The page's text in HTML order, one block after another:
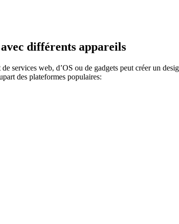
différents appareils
services web, d’OS ou de gadgets peut créer un
des plateformes populaires: